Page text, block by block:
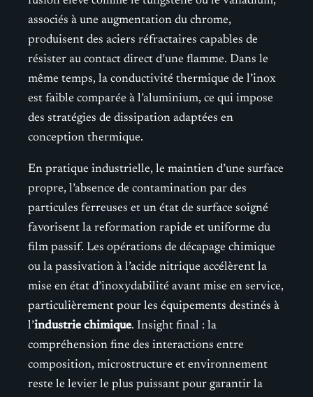
associés à une augmentation du chrome,
produisent des aciers réfractaires capables de
résister au contact direct d’une flamme. Dans le
même temps, la conductivité thermique de l’inox
est faible comparée à l’aluminium, ce qui impose
des stratégies de dissipation adaptées en
conception thermique.
En pratique industrielle, le maintien d’une surface
propre, l’absence de contamination par des
particules ferreuses et un état de surface soigné
favorisent la reformation rapide et uniforme du
film passif. Les opérations de décapage chimique
ou la passivation à l’acide nitrique accélèrent la
mise en état d’inoxydabilité avant mise en service,
particulièrement pour les équipements destinés à
l’industrie chimique. Insight final : la
compréhension fine des interactions entre
composition, microstructure et environnement
reste le levier le plus puissant pour garantir la